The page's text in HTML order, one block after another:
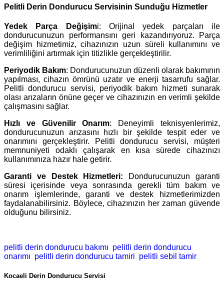
Pelitli Derin Dondurucu Servisinin Sunduğu Hizmetler
Yedek Parça Değişimi: Orijinal yedek parçaları ile
dondurucunuzun performansını geri kazandırıyoruz. Parça
değişim hizmetimiz, cihazınızın uzun süreli kullanımını ve
verimliliğini artırmak için titizlikle gerçekleştirilir.
Periyodik Bakım: Dondurucunuzun düzenli olarak bakımının
yapılması, cihazın ömrünü uzatır ve enerji tasarrufu sağlar.
Pelitli dondurucu servisi, periyodik bakım hizmeti sunarak
olası arızaların önüne geçer ve cihazınızın en verimli şekilde
çalışmasını sağlar.
Hızlı ve Güvenilir Onarım: Deneyimli teknisyenlerimiz,
dondurucunuzun arızasını hızlı bir şekilde tespit eder ve
onarımını gerçekleştirir. Pelitli dondurucu servisi, müşteri
memnuniyeti odaklı çalışarak en kısa sürede cihazınızı
kullanımınıza hazır hale getirir.
Garanti ve Destek Hizmetleri: Dondurucunuzun garanti
süresi içerisinde veya sonrasında gerekli tüm bakım ve
onarım işlemlerinde, garanti ve destek hizmetlerimizden
faydalanabilirsiniz. Böylece, cihazınızın her zaman güvende
olduğunu bilirsiniz.
pelitli derin dondurucu bakımı pelitli derin dondurucu
onarımı pelitli derin dondurucu tamiri pelitli sebil tamir
Kocaeli Derin Dondurucu Servisi